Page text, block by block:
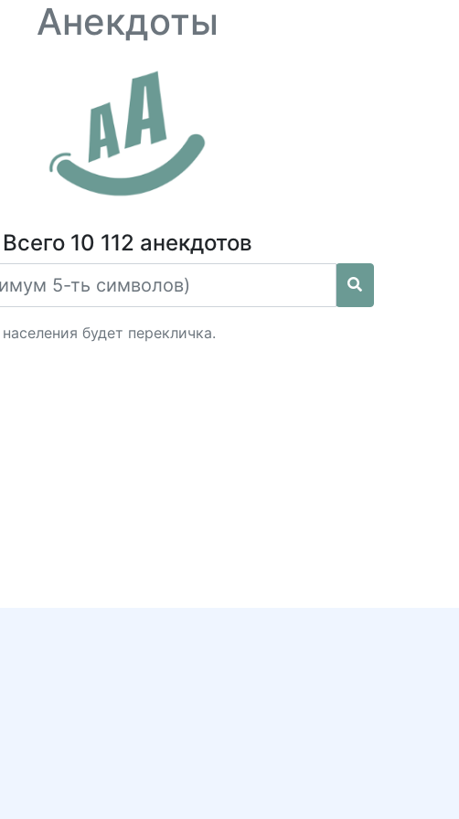
Анекдоты
Всего 10 112 анекдотов
будет перекличка.